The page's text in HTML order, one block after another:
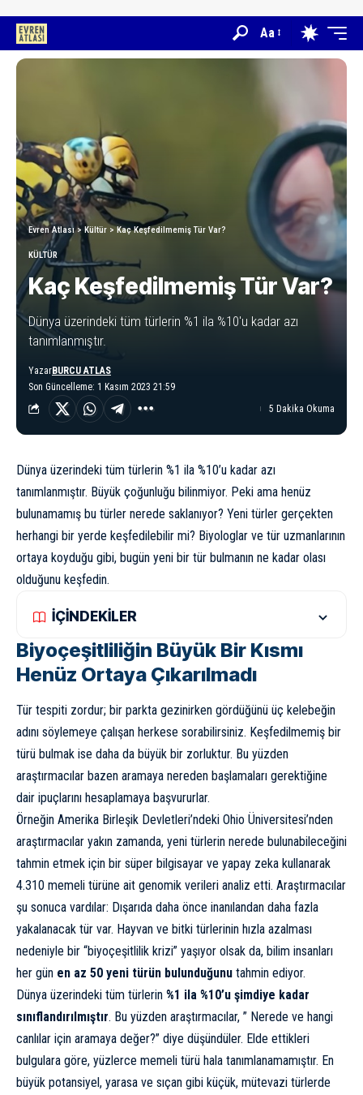
Aa
Evren Atlası> Kültür >Kaç Keşfedilmemiş Tür Var?
KÜLTÜR
Kaç Keşfedilmemiş Tür Var?
Dünya üzerindeki tüm türlerin %1 ila %10'u kadar azı
tanımlanmıştır.
Son Güncelleme: 1 Kasım 2023 21:59
YazarBURCU ATLAS
5 Dakika Okuma
Dünya üzerindeki tüm türlerin %1 ila %10’u kadar azı
tanımlanmıştır. Büyük çoğunluğu bilinmiyor. Peki ama henüz
bulunamamış bu türler nerede saklanıyor? Yeni türler gerçekten
herhangi bir yerde keşfedilebilir mi? Biyologlar ve tür uzmanlarının
ortaya koyduğu gibi, bugün yeni bir tür bulmanın ne kadar olası
olduğunu keşfedin.
İÇİNDEKİLER
Biyoçeşitliliğin Büyük Bir Kısmı
Henüz Ortaya Çıkarılmadı
Tür tespiti zordur; bir parkta gezinirken gördüğünü üç kelebeğin
adını söylemeye çalışan herkese sorabilirsiniz. Keşfedilmemiş bir
türü bulmak ise daha da büyük bir zorluktur. Bu yüzden
araştırmacılar bazen aramaya nereden başlamaları gerektiğine
dair ipuçlarını hesaplamaya başvururlar.
Örneğin Amerika Birleşik Devletleri’ndeki Ohio Üniversitesi’nden
araştırmacılar yakın zamanda, yeni türlerin nerede bulunabileceğini
tahmin etmek için bir süper bilgisayar ve yapay zeka kullanarak
4.310 memeli türüne ait genomik verileri analiz etti. Araştırmacılar
şu sonuca vardılar: Dışarıda daha önce inanılandan daha fazla
yakalanacak tür var. Hayvan ve bitki türlerinin hızla azalması
nedeniyle bir “biyoçeşitlilik krizi” yaşıyor olsak da, bilim insanları
her gün en az 50 yeni türün bulunduğunu tahmin ediyor.
Dünya üzerindeki tüm türlerin %1 ila %10’u şimdiye kadar
sınıflandırılmıştır. Bu yüzden araştırmacılar, ” Nerede ve hangi
canlılar için aramaya değer?” diye düşündüler. Elde ettikleri
bulgulara göre, yüzlerce memeli türü hala tanımlanamamıştır. En
büyük potansiyel, yarasa ve sıçan gibi küçük, mütevazi türlerde